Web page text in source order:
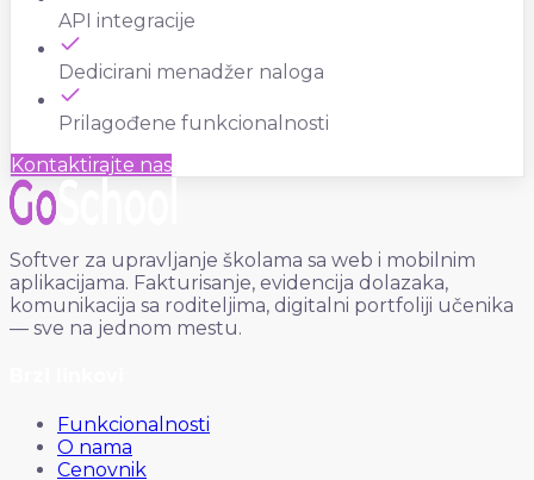
API integracije
Dedicirani menadžer naloga
Prilagođene funkcionalnosti
Kontaktirajte nas
Softver za upravljanje školama sa web i mobilnim
aplikacijama. Fakturisanje, evidencija dolazaka,
komunikacija sa roditeljima, digitalni portfoliji učenika
— sve na jednom mestu.
Funkcionalnosti
O nama
Cenovnik